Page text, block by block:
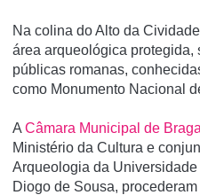
Na colina do Alto da
área arqueológica protegida,
públicas romanas,
como Monumento Nacional
A Câmara Municipal de Braga
Ministério da Cultura e
Arqueologia da
Diogo de Sousa,